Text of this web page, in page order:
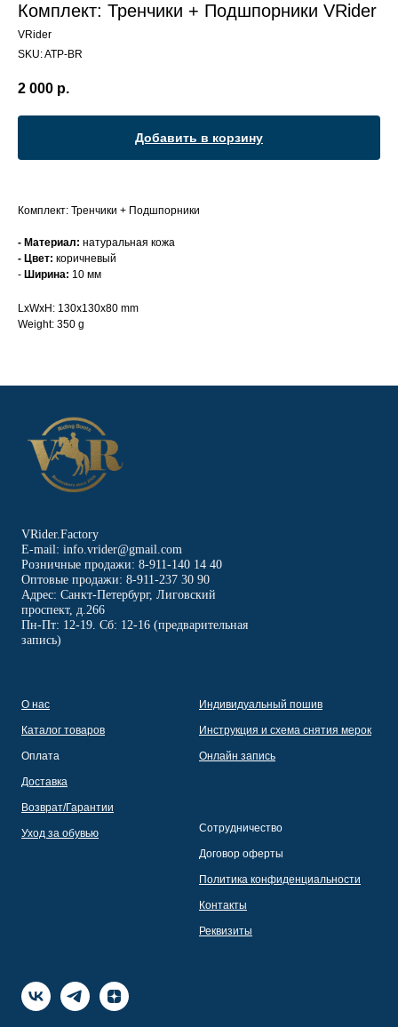
Комплект: Тренчики + Подшпорники VRider
VRider
SKU:ATР-BR
2 000 р.
Добавить в корзину
Комплект: Тренчики + Подшпорники
- Материал: натуральная кожа
- Цвет: коричневый
- Ширина: 10 мм
LxWxH: 130x130x80 mm
Weight: 350 g
VRider.Factory
E-mail: info.vrider@gmail.com
Розничные продажи: 8-911-140 14 40
Оптовые продажи: 8-911-237 30 90
Адрес: Санкт-Петербург, Лиговский
проспект, д.266
Пн-Пт: 12-19. Сб: 12-16 (предварительная
запись)
О нас
Каталог товаров
Оплата
Доставка
Возврат/Гарантии
Уход за обувью
Индивидуальный пошив
Инструкция и схема снятия мерок
Онлайн запись
Сотрудничество
Договор оферты
Политика конфиденциальности
Контакты
Реквизиты